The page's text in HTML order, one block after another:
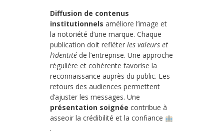
Diffusion de contenus
institutionnels améliore l’image et
la notoriété d’une marque. Chaque
publication doit refléter les valeurs et
l’identité de l’entreprise. Une approche
régulière et cohérente favorise la
reconnaissance auprès du public. Les
retours des audiences permettent
d’ajuster les messages. Une
présentation soignée contribue à
asseoir la crédibilité et la confiance
.